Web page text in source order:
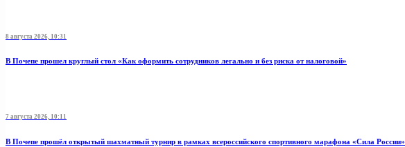
8 августа 2026, 10:31
В Почепе прошел круглый стол «Как оформить сотрудников легально и без риска от налоговой»
7 августа 2026, 10:11
В Почепе прошёл открытый шахматный турнир в рамках всероссийского спортивного марафона «Сила России»